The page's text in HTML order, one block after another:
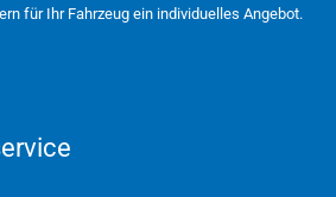
für Ihr Fahrzeug ein individuelles Angebot.